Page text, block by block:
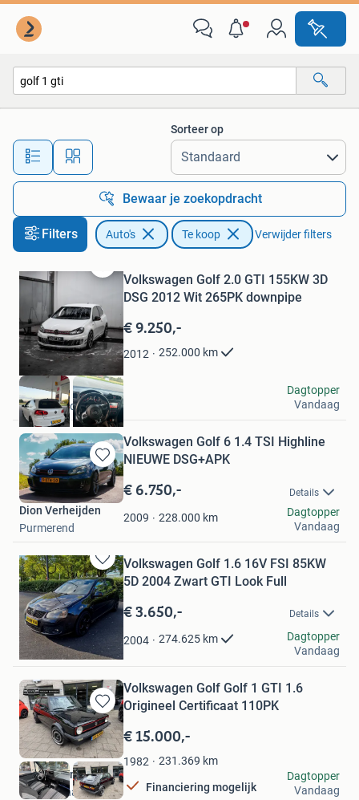
Alle afstanden…
Sorteer op
Bewaar je zoekopdracht
Filters Auto's Te koop Verwijder filters
Bewaren
Mijn
Favorieten
Volkswagen Golf 2.0 GTI 155KW 3D
DSG 2012 Wit 265PK downpipe
€ 9.250,-
2012 252.000 km
Frank
Emmeloord
Dagtopper
Vandaag
Bewaren
in
Mijn
Favorieten
Volkswagen Golf 6 1.4 TSI Highline
NIEUWE DSG+APK
€ 6.750,- Details
2009 228.000 km
Dion Verheijden
Purmerend
Dagtopper
Vandaag
Bewaren
in
Mijn
Favorieten
Volkswagen Golf 1.6 16V FSI 85KW
5D 2004 Zwart GTI Look Full
€ 3.650,- Details
2004 274.625 km
U.
Utrecht
Dagtopper
Vandaag
Bewaren
in
Mijn
Favorieten
Volkswagen Golf Golf 1 GTI 1.6
Origineel Certificaat 110PK
€ 15.000,-
1982 231.369 km
Financiering mogelijk
KWB Automotive
's-Gravenhage
Dagtopper
Vandaag